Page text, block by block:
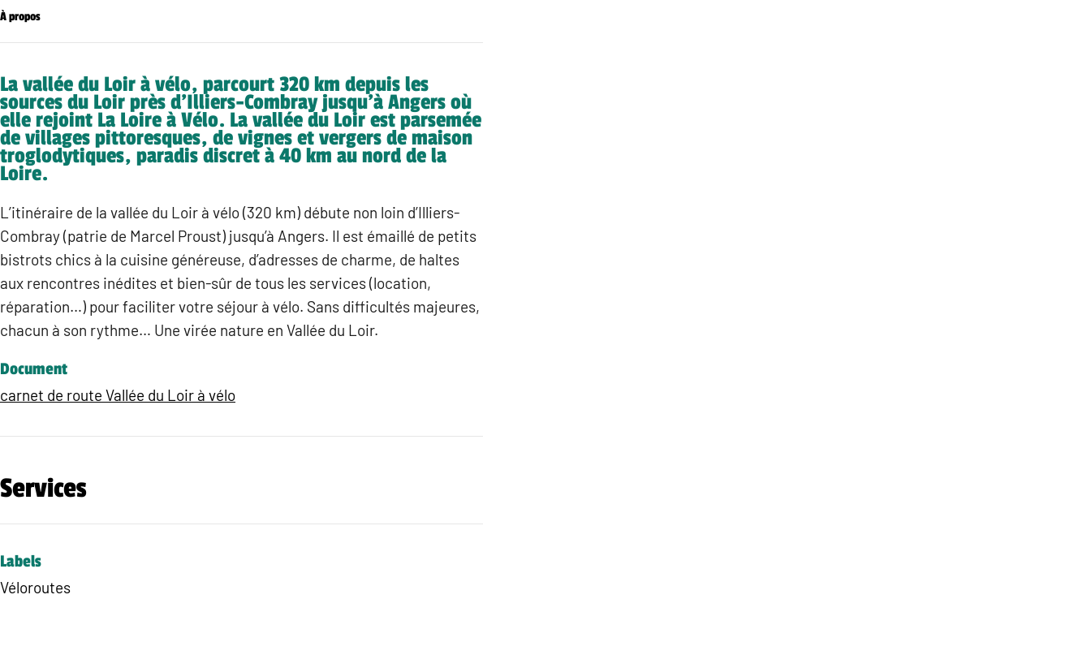
À propos
La vallée du Loir à vélo, parcourt 320 km depuis les
sources du Loir près d’Illiers-Combray jusqu’à Angers où
elle rejoint La Loire à Vélo. La vallée du Loir est parsemée
de villages pittoresques, de vignes et vergers de maison
troglodytiques, paradis discret à 40 km au nord de la
Loire.
L’itinéraire de la vallée du Loir à vélo (320 km) débute non loin d’Illiers-
Combray (patrie de Marcel Proust) jusqu’à Angers. Il est émaillé de petits
bistrots chics à la cuisine généreuse, d’adresses de charme, de haltes
aux rencontres inédites et bien-sûr de tous les services (location,
réparation…) pour faciliter votre séjour à vélo. Sans difficultés majeures,
chacun à son rythme… Une virée nature en Vallée du Loir.
Document
carnet de route Vallée du Loir à vélo
Services
Labels
Véloroutes